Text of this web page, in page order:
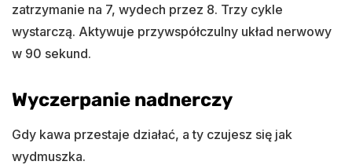
zatrzymanie na 7, wydech przez 8. Trzy cykle
wystarczą. Aktywuje przywspółczulny układ nerwowy
w 90 sekund.
Wyczerpanie nadnerczy
Gdy kawa przestaje działać, a ty czujesz się jak
wydmuszka.